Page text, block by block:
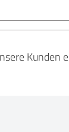
Kunden